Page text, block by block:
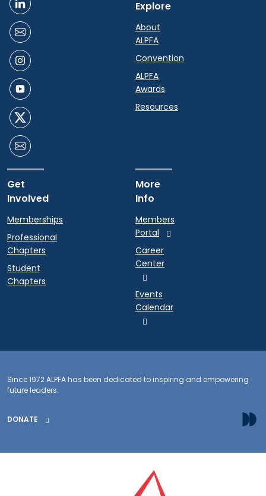
Explore
About
ALPFA
Convention
ALPFA
Awards
Resources
Get
Involved
Memberships
Professional
Chapters
Student
Chapters
More
Info
Members
Portal
Career
Center
Events
Calendar
Since 1972 ALPFA has been dedicated to inspiring and empowering
future leaders.
DONATE